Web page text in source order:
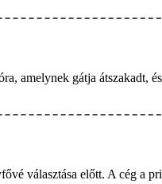
gátja
választása előtt. A cég a